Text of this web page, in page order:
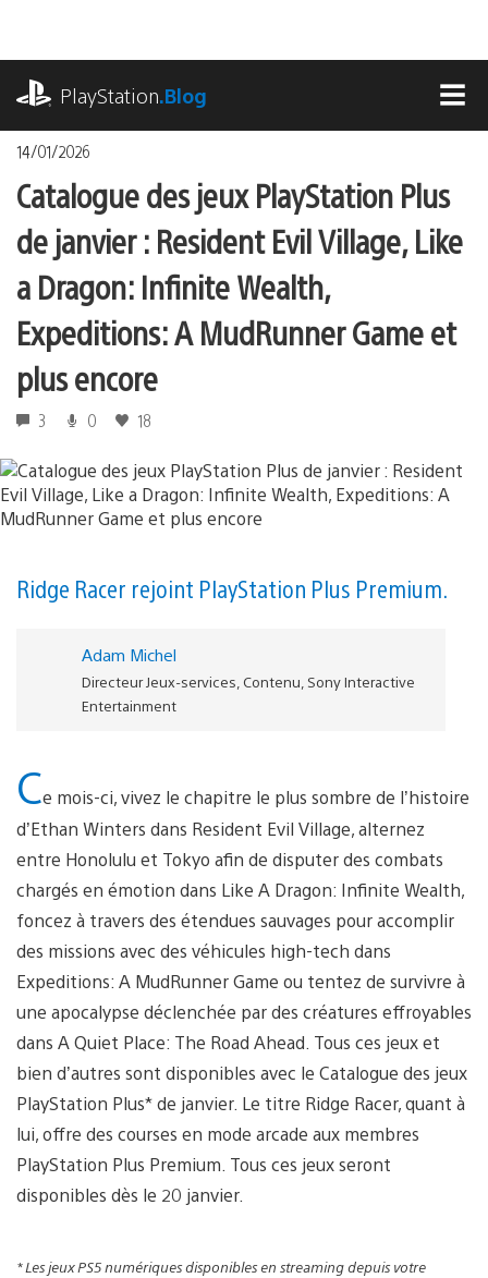
contenu
PlayStation.Blog
14/01/2026
Catalogue des jeux PlayStation Plus
de janvier : Resident Evil Village, Like
a Dragon: Infinite Wealth,
Expeditions: A MudRunner Game et
plus encore
3 0 18
Ridge Racer rejoint PlayStation Plus Premium.
Adam Michel
Directeur Jeux-services, Contenu, Sony Interactive
Entertainment
Ce mois-ci, vivez le chapitre le plus sombre de l’histoire
d’Ethan Winters dans Resident Evil Village, alternez
entre Honolulu et Tokyo afin de disputer des combats
chargés en émotion dans Like A Dragon: Infinite Wealth,
foncez à travers des étendues sauvages pour accomplir
des missions avec des véhicules high-tech dans
Expeditions: A MudRunner Game ou tentez de survivre à
une apocalypse déclenchée par des créatures effroyables
dans A Quiet Place: The Road Ahead. Tous ces jeux et
bien d’autres sont disponibles avec le Catalogue des jeux
PlayStation Plus* de janvier. Le titre Ridge Racer, quant à
lui, offre des courses en mode arcade aux membres
PlayStation Plus Premium. Tous ces jeux seront
disponibles dès le 20 janvier.
* Les jeux PS5 numériques disponibles en streaming depuis votre